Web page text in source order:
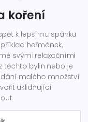
koření
k lepšímu spánku
heřmánek,
svými relaxačními
těchto bylin nebo je
malého množství
uklidňující